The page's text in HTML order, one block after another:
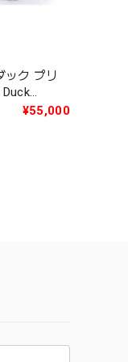
ック プリ
¥55,000